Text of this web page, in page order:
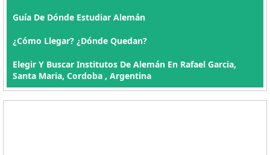
Guía De Dónde Estudiar Alemán
¿Cómo Llegar? ¿Dónde Quedan?
Elegir Y Buscar Institutos De Alemán En Rafael Garcia,
Santa Maria, Cordoba , Argentina